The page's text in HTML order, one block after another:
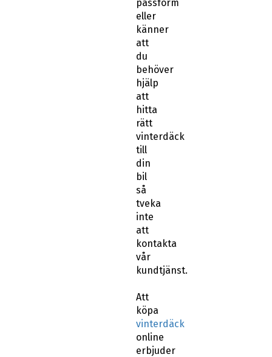
passform
eller
känner
att
du
behöver
hjälp
att
hitta
rätt
vinterdäck
till
din
bil
så
tveka
inte
att
kontakta
vår
kundtjänst.
Att
köpa
vinterdäck
online
erbjuder